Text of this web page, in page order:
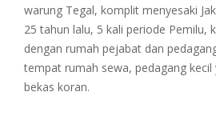
warung Tegal, komplit menyesaki
25 tahun lalu, 5 kali periode Pemilu,
dengan rumah pejabat dan
tempat rumah sewa, pedagang
bekas koran.